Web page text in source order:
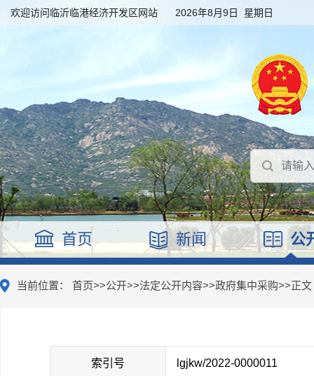
欢迎访问临沂临港经济开发区网站 2026年8月9日 星期日
首页 新闻 公
当前位置： 首页>>公开>>法定公开内容>>政府集中采购>>正文
索引号 lgjkw/2022-0000011